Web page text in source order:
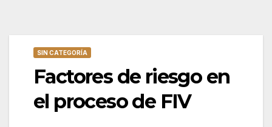
SIN CATEGORÍA
Factores de riesgo en
el proceso de FIV